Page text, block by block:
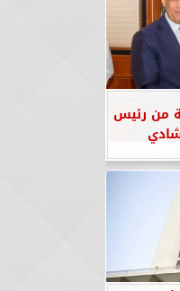
من رئيس